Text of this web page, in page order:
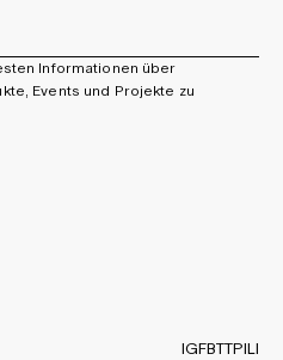
Informationen über
Events und Projekte zu
IGFBTTPILI